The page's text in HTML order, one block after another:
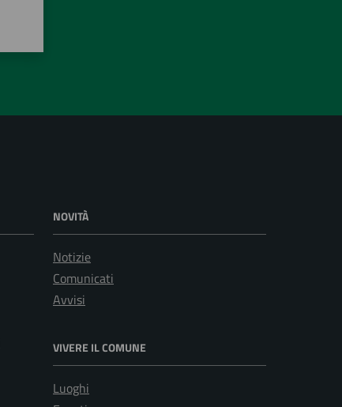
NOVITÀ
Notizie
Comunicati
Avvisi
VIVERE IL COMUNE
Luoghi